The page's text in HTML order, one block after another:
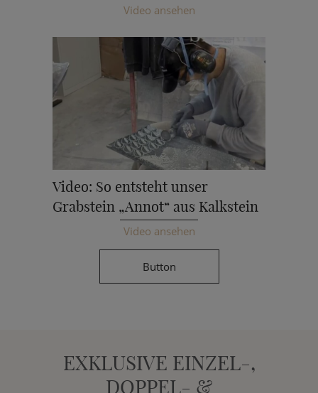
Video ansehen
Video: So entsteht unser
Grabstein „Annot“ aus Kalkstein
Video ansehen
Button
EXKLUSIVE EINZEL-,
DOPPEL- &